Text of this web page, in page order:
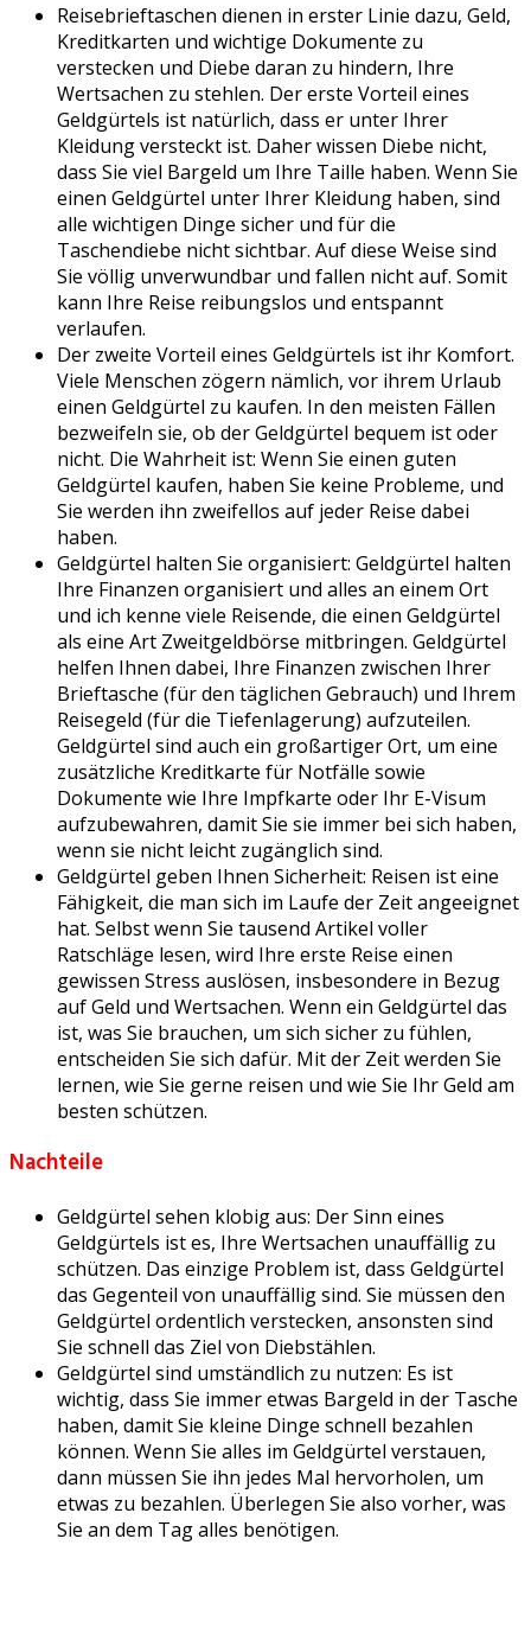
Reisebrieftaschen dienen in erster Linie dazu, Geld,
Kreditkarten und wichtige Dokumente zu
verstecken und Diebe daran zu hindern, Ihre
Wertsachen zu stehlen. Der erste Vorteil eines
Geldgürtels ist natürlich, dass er unter Ihrer
Kleidung versteckt ist. Daher wissen Diebe nicht,
dass Sie viel Bargeld um Ihre Taille haben. Wenn Sie
einen Geldgürtel unter Ihrer Kleidung haben, sind
alle wichtigen Dinge sicher und für die
Taschendiebe nicht sichtbar. Auf diese Weise sind
Sie völlig unverwundbar und fallen nicht auf. Somit
kann Ihre Reise reibungslos und entspannt
verlaufen.
Der zweite Vorteil eines Geldgürtels ist ihr Komfort.
Viele Menschen zögern nämlich, vor ihrem Urlaub
einen Geldgürtel zu kaufen. In den meisten Fällen
bezweifeln sie, ob der Geldgürtel bequem ist oder
nicht. Die Wahrheit ist: Wenn Sie einen guten
Geldgürtel kaufen, haben Sie keine Probleme, und
Sie werden ihn zweifellos auf jeder Reise dabei
haben.
Geldgürtel halten Sie organisiert: Geldgürtel halten
Ihre Finanzen organisiert und alles an einem Ort
und ich kenne viele Reisende, die einen Geldgürtel
als eine Art Zweitgeldbörse mitbringen. Geldgürtel
helfen Ihnen dabei, Ihre Finanzen zwischen Ihrer
Brieftasche (für den täglichen Gebrauch) und Ihrem
Reisegeld (für die Tiefenlagerung) aufzuteilen.
Geldgürtel sind auch ein großartiger Ort, um eine
zusätzliche Kreditkarte für Notfälle sowie
Dokumente wie Ihre Impfkarte oder Ihr E-Visum
aufzubewahren, damit Sie sie immer bei sich haben,
wenn sie nicht leicht zugänglich sind.
Geldgürtel geben Ihnen Sicherheit: Reisen ist eine
Fähigkeit, die man sich im Laufe der Zeit angeeignet
hat. Selbst wenn Sie tausend Artikel voller
Ratschläge lesen, wird Ihre erste Reise einen
gewissen Stress auslösen, insbesondere in Bezug
auf Geld und Wertsachen. Wenn ein Geldgürtel das
ist, was Sie brauchen, um sich sicher zu fühlen,
entscheiden Sie sich dafür. Mit der Zeit werden Sie
lernen, wie Sie gerne reisen und wie Sie Ihr Geld am
besten schützen.
Nachteile
Geldgürtel sehen klobig aus: Der Sinn eines
Geldgürtels ist es, Ihre Wertsachen unauffällig zu
schützen. Das einzige Problem ist, dass Geldgürtel
das Gegenteil von unauffällig sind. Sie müssen den
Geldgürtel ordentlich verstecken, ansonsten sind
Sie schnell das Ziel von Diebstählen.
Geldgürtel sind umständlich zu nutzen: Es ist
wichtig, dass Sie immer etwas Bargeld in der Tasche
haben, damit Sie kleine Dinge schnell bezahlen
können. Wenn Sie alles im Geldgürtel verstauen,
dann müssen Sie ihn jedes Mal hervorholen, um
etwas zu bezahlen. Überlegen Sie also vorher, was
Sie an dem Tag alles benötigen.